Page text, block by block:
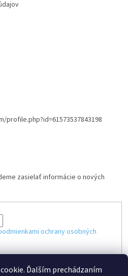
Ďalším prechádzaním
zasielať informácie o nových
ochrany osobných